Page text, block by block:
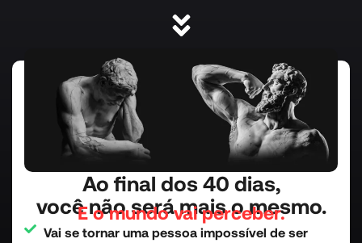
Ao final dos 40 dias,
você não será mais o mesmo.
E o mundo vai perceber.
Vai se tornar uma pessoa impossível de ser